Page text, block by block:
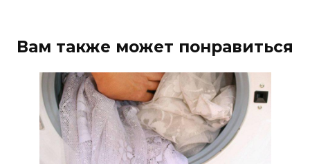
Вам также может понравиться